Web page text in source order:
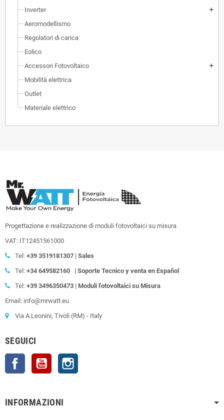
Inverter add
Aeromodellismo
Regolatori di carica
Eolico
Accessori Fotovoltaico
add
Mobilità elettrica
Outlet
Materiale elettrico
Progettazione e realizzazione di moduli fotovoltaici su misura
VAT: IT12451561000
Tel: +39 3519181307 | Sales
Tel: +34 649582160 | Soporte Tecnico y venta en Español
Tel: +39 3496350473 | Moduli fotovoltaici su Misura
Email: info@mrwatt.eu
Via A.Leonini, Tivoli (RM) - Italy
SEGUICI
Facebook YouTube
INFORMAZIONI